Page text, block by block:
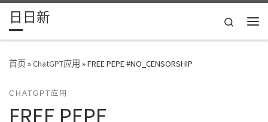
Skip to content
日日新
Search
首页»ChatGPT应用 »FREE PEPE #NO_CENSORSHIP
CHATGPT应用
FREE PEPE